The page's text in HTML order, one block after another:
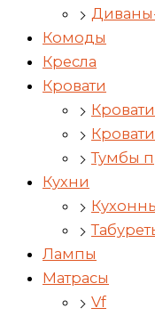
Комоды
Кресла
Кровати
Тумбы
Кухни
Лампы
Матрасы
Vf